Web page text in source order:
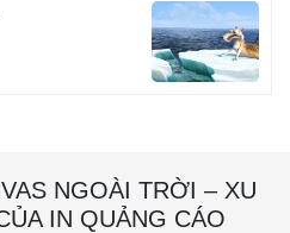
NGOÀI TRỜI – XU
IN QUẢNG CÁO